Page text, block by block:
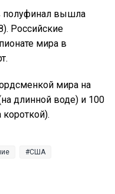
вышла
Российские
мира в
мира на
длинной воде) и 100
США